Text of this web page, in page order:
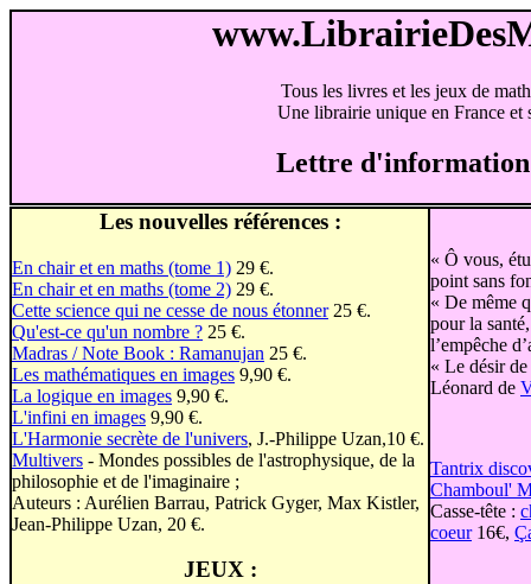
Tous les livres et les jeux de
Une librairie unique en France et
Lettre d'information
Les nouvelles références :
En chair et en maths (tome 1) 29 €.
En chair et en maths (tome 2) 29 €.
Cette science qui ne cesse de nous étonner25 €.
Qu'est-ce qu'un nombre ? 25 €.
Madras / Note Book : Ramanujan 25 €.
Les mathématiques en images 9,90 €.
La logique en images 9,90 €.
L'infini en images 9,90 €.
L'Harmonie secrète de l'univers, J.-Philippe Uzan,10 €.
Multivers - Mondes possibles de l'astrophysique, de la
philosophie et de l'imaginaire ;
Auteurs : Aurélien Barrau, Patrick Gyger, Max Kistler,
Jean-Philippe Uzan, 20 €.
JEUX :
« Ô vous,
point sans
« De même
pour la
l’empêche
« Le désir
Léonard de
Tantrix
Chamboul'
Casse-tête :
coeur16€,